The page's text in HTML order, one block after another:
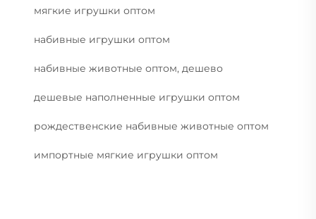
мягкие игрушки оптом
набивные игрушки оптом
набивные животные оптом, дешево
дешевые наполненные игрушки оптом
рождественские набивные животные оптом
импортные мягкие игрушки оптом